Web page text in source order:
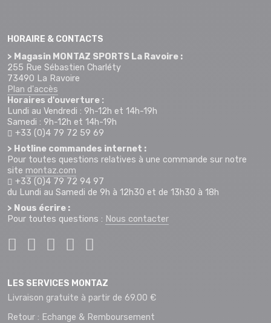
HORAIRE & CONTACTS
> Magasin MONTAZ SPORTS La Ravoire :
255 Rue Sébastien Charléty
73490 La Ravoire
Plan d'accès
Horaires d'ouverture :
Lundi au Vendredi : 9h-12h et 14h-19h
Samedi : 9h-12h et 14h-19h
+33 (0)4 79 72 59 69
> Hotline commandes internet :
Pour toutes questions relatives à une commande sur notre
site montaz.com
+33 (0)4 79 72 94 97
du Lundi au Samedi de 9h à 12h30 et de 13h30 à 18h
> Nous écrire :
Pour toutes questions : Nous contacter
LES SERVICES MONTAZ
Livraison gratuite à partir de 69.00 €
Retour : Echange & Remboursement